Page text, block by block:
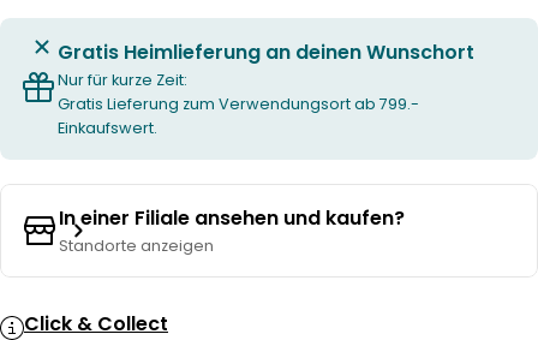
Gratis Heimlieferung an deinen Wunschort
Nur für kurze Zeit:
Gratis Lieferung zum Verwendungsort ab 799.-
Einkaufswert.
In einer Filiale ansehen und kaufen?
Standorte anzeigen
Click & Collect